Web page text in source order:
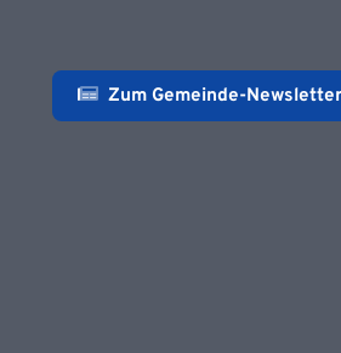
Zum Gemeinde-